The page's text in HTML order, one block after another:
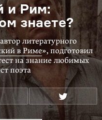
и Рим:
знаете?
литературного
в Риме», подготовил
на знание любимых
поэта